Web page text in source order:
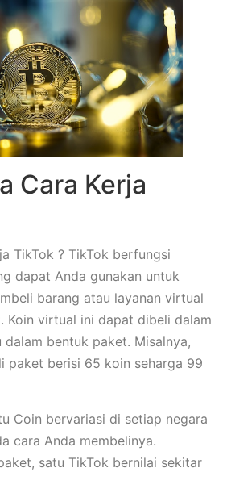
Cara Kerja
TikTok ? TikTok berfungsi
dapat Anda gunakan untuk
barang atau layanan virtual
Koin virtual ini dapat dibeli dalam
bentuk paket. Misalnya,
paket berisi 65 koin seharga 99
Coin bervariasi di setiap negara
cara Anda membelinya.
satu TikTok bernilai sekitar